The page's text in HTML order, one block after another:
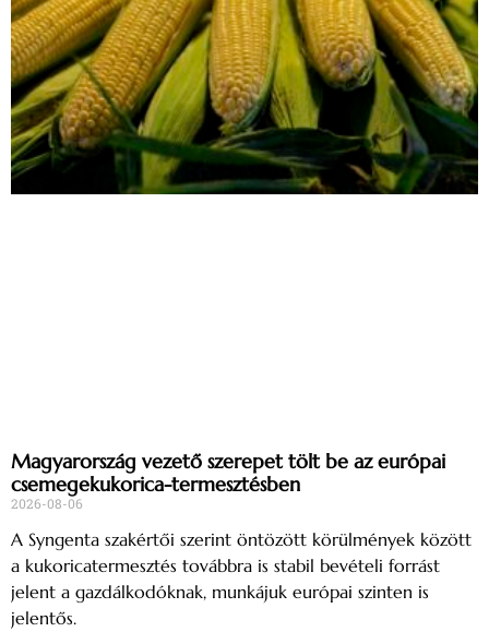
Magyarország vezető szerepet tölt be az európai
csemegekukorica-termesztésben
2026-08-06
A Syngenta szakértői szerint öntözött körülmények között
a kukoricatermesztés továbbra is stabil bevételi forrást
jelent a gazdálkodóknak, munkájuk európai szinten is
jelentős.